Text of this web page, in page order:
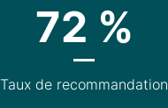
72 %
Taux de recommandation